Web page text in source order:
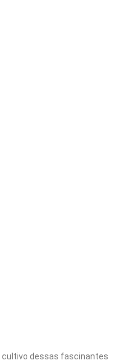
cultivo dessas fascinantes